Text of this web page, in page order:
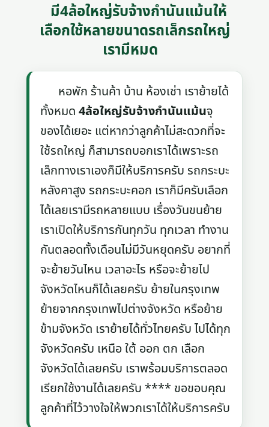
มี4ล้อใหญ่รับจ้างกำนันแม้นให้
เลือกใช้หลายขนาดรถเล็กรถใหญ่
เรามีหมด
หอพัก ร้านค้า บ้าน ห้องเช่า เราย้ายได้
ทั้งหมด4ล้อใหญ่รับจ้างกำนันแม้นจุ
ของได้เยอะ แต่หากว่าลูกค้าไม่สะดวกที่จะ
ใช้รถใหญ่ ก็สามารถบอกเราได้เพราะรถ
เล็กทางเราเองก็มีให้บริการครับ รถกระบะ
หลังคาสูง รถกระบะคอก เราก็มีครับเลือก
ได้เลยเรามีรถหลายแบบ เรื่องวันขนย้าย
เราเปิดให้บริการกันทุกวัน ทุกเวลา ทำงาน
กันตลอดทั้งเดือนไม่มีวันหยุดครับ อยากที่
จะย้ายวันไหน เวลาอะไร หรือจะย้ายไป
จังหวัดไหนก็ได้เลยครับ ย้ายในกรุงเทพ
ย้ายจากกรุงเทพไปต่างจังหวัด หรือย้าย
ข้ามจังหวัด เราย้ายได้ทั่วไทยครับ ไปได้ทุก
จังหวัดครับ เหนือ ใต้ ออก ตก เลือก
จังหวัดได้เลยครับ เราพร้อมบริการตลอด
เรียกใช้งานได้เลยครับ **** ขอขอบคุณ
ลูกค้าที่ไว้วางใจให้พวกเราได้ให้บริการครับ